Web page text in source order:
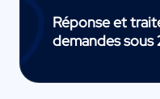
Réponse et
demandes sous